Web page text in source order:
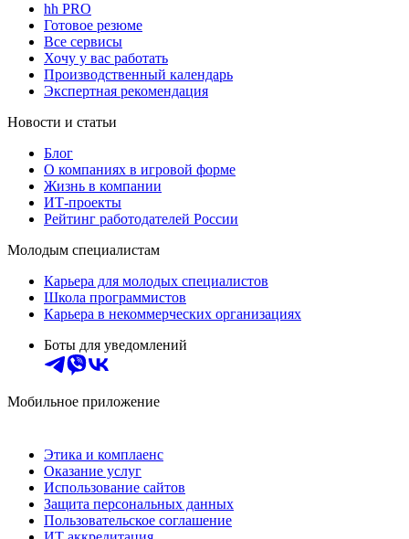
hh PRO
Готовое резюме
Все сервисы
Хочу у вас работать
Производственный календарь
Экспертная рекомендация
Новости и статьи
Блог
О компаниях в игровой форме
Жизнь в компании
ИТ-проекты
Рейтинг работодателей России
Молодым специалистам
Карьера для молодых специалистов
Школа программистов
Карьера в некоммерческих организациях
Боты для уведомлений
Мобильное приложение
Этика и комплаенс
Оказание услуг
Использование сайтов
Защита персональных данных
Пользовательское соглашение